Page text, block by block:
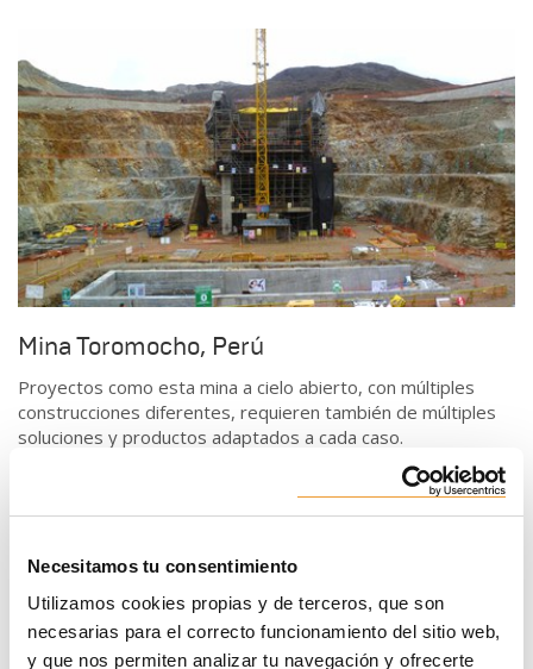
Necesitamos tu consentimiento
Utilizamos cookies propias y de terceros, que son
necesarias para el correcto funcionamiento del sitio web,
y que nos permiten analizar tu navegación y ofrecerte
Mina Toromocho, Perú
Proyectos como esta mina a cielo abierto, con múltiples
construcciones diferentes, requieren también de múltiples
soluciones y productos adaptados a cada caso.